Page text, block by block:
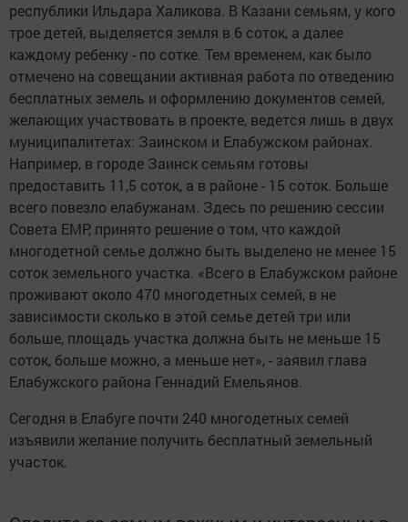
республики Ильдара Халикова. В Казани семьям, у кого
трое детей, выделяется земля в 6 соток, а далее
каждому ребенку - по сотке. Тем временем, как было
отмечено на совещании активная работа по отведению
бесплатных земель и оформлению документов семей,
желающих участвовать в проекте, ведется лишь в двух
муниципалитетах: Заинском и Елабужском районах.
Например, в городе Заинск семьям готовы
предоставить 11,5 соток, а в районе - 15 соток. Больше
всего повезло елабужанам. Здесь по решению сессии
Совета ЕМР, принято решение о том, что каждой
многодетной семье должно быть выделено не менее 15
соток земельного участка. «Всего в Елабужском районе
проживают около 470 многодетных семей, в не
зависимости сколько в этой семье детей три или
больше, площадь участка должна быть не меньше 15
соток, больше можно, а меньше нет», - заявил глава
Елабужского района Геннадий Емельянов.
Сегодня в Елабуге почти 240 многодетных семей
изъявили желание получить бесплатный земельный
участок.